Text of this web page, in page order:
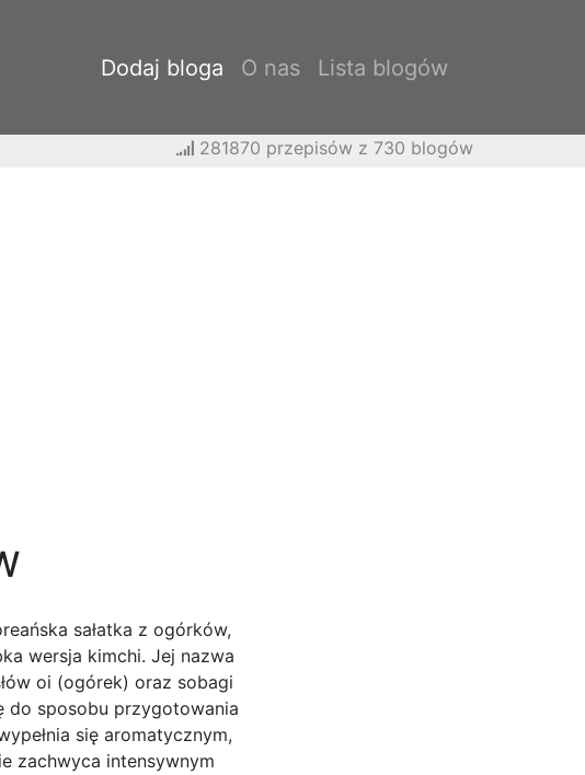
Dodaj bloga O nas Lista blogów
281870 przepisów z 730 blogów
sałatka z ogórków,
wersja kimchi. Jej nazwa
oi (ogórek) oraz sobagi
do sposobu przygotowania
się aromatycznym,
zachwyca intensywnym